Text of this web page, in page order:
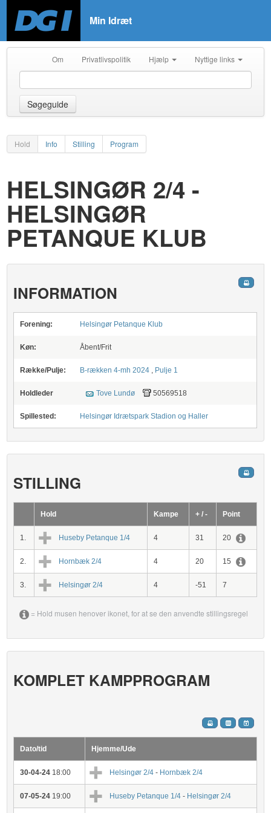
Min Idræt
Om Privatlivspolitik Hjælp Nyttige links
Søgeguide
Hold Info Stilling Program
HELSINGØR 2/4 -
HELSINGØR
PETANQUE KLUB
INFORMATION
Forening: Helsingør Petanque Klub
Køn: Åbent/Frit
Række/Pulje: B-rækken 4-mh 2024 , Pulje 1
Holdleder Tove Lundø 50569518
Spillested: Helsingør Idrætspark Stadion og Haller
STILLING
Hold Kampe + / - Point
1. Huseby Petanque 1/4 4 31 20
2. Hornbæk 2/4 4 20 15
3. Helsingør 2/4 4 -51 7
= Hold musen henover ikonet, for at se den anvendte stillingsregel
KOMPLET KAMPPROGRAM
Dato/tid Hjemme/Ude
30-04-24 18:00 Helsingør 2/4 - Hornbæk 2/4
07-05-24 19:00 Huseby Petanque 1/4- Helsingør 2/4